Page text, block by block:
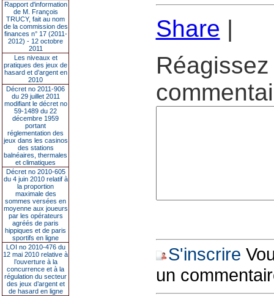
Rapport d'information
de M. François
TRUCY, fait au nom
de la commission des
finances n° 17 (2011-
2012) - 12 octobre
2011
Les niveaux et
pratiques des jeux de
hasard et d’argent en
2010
Décret no 2011-906
du 29 juillet 2011
modifiant le décret no
59-1489 du 22
décembre 1959
portant
réglementation des
jeux dans les casinos
des stations
balnéaires, thermales
et climatiques
Décret no 2010-605
du 4 juin 2010 relatif à
la proportion
maximale des
sommes versées en
moyenne aux joueurs
par les opérateurs
agréés de paris
hippiques et de paris
sportifs en ligne
LOI no 2010-476 du
12 mai 2010 relative à
l’ouverture à la
concurrence et à la
régulation du secteur
des jeux d’argent et
de hasard en ligne
Share |
S'inscrire
un